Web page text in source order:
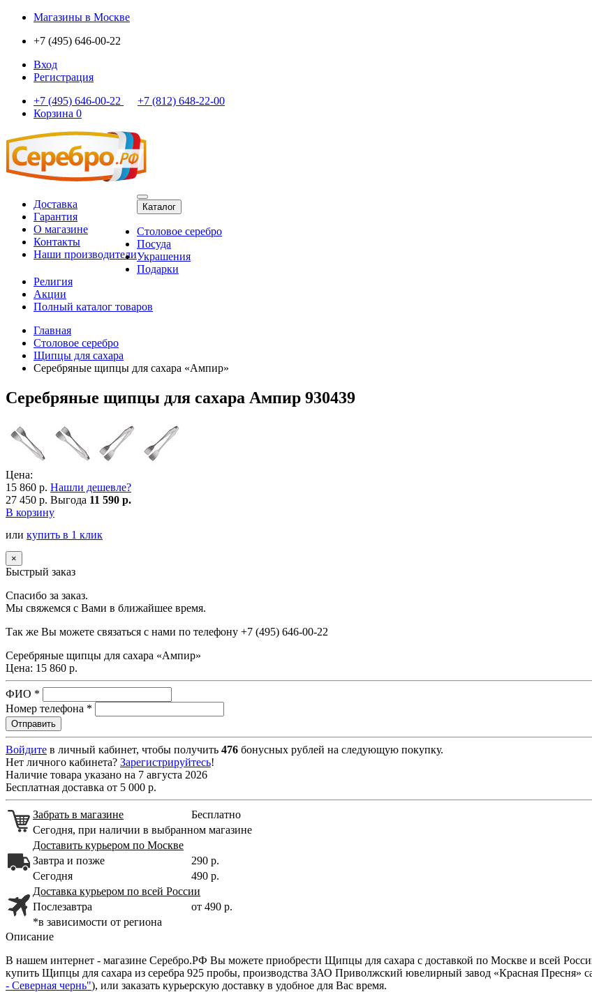
Магазины в Москве
+7 (495) 646-00-22
Вход
Регистрация
+7 (495) 646-00-22
+7 (812) 648-22-00
Корзина 0
Доставка
Гарантия
О магазине
Контакты
Наши производители
Каталог
Столовое серебро
Посуда
Украшения
Подарки
Религия
Акции
Полный каталог товаров
Главная
Столовое серебро
Щипцы для сахара
Серебряные щипцы для сахара «Ампир»
Серебряные щипцы для сахара Ампир 930439
Цена:
15 860 р. Нашли дешевле?
27 450 р. Выгода 11 590 р.
В корзину
или купить в 1 клик
×
Быстрый заказ
Спасибо за заказ.
Мы свяжемся с Вами в ближайшее время.
Так же Вы можете связаться с нами по телефону +7 (495) 646-00-22
Серебряные щипцы для сахара «Ампир»
Цена: 15 860 р.
ФИО *
Номер телефона *
Войдите в личный кабинет, чтобы получить 476 бонусных рублей на следующую покупку.
Нет личного кабинета? Зарегистрируйтесь!
Наличие товара указано на 7 августа 2026
Бесплатная доставка от 5 000 р.
Забрать в магазине
Бесплатно
Сегодня, при наличии в выбранном магазине
Доставить курьером по Москве
Завтра и позже
290 р.
Сегодня
490 р.
Доставка курьером по всей России
Послезавтра
от 490 р.
*в зависимости от региона
Описание
В нашем интернет - магазине Серебро.РФ Вы можете приобрести Щипцы для сахара с доставкой по Москве и всей
купить Щипцы для сахара из серебра 925 пробы, производства ЗАО Приволжский ювелирный завод «Красная Пресня»
- Северная чернь"), или заказать курьерскую доставку в удобное для Вас время.